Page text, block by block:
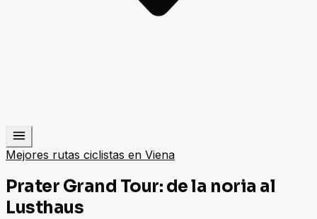
Mejores rutas ciclistas en Viena
Prater Grand Tour: de la noria al
Lusthaus